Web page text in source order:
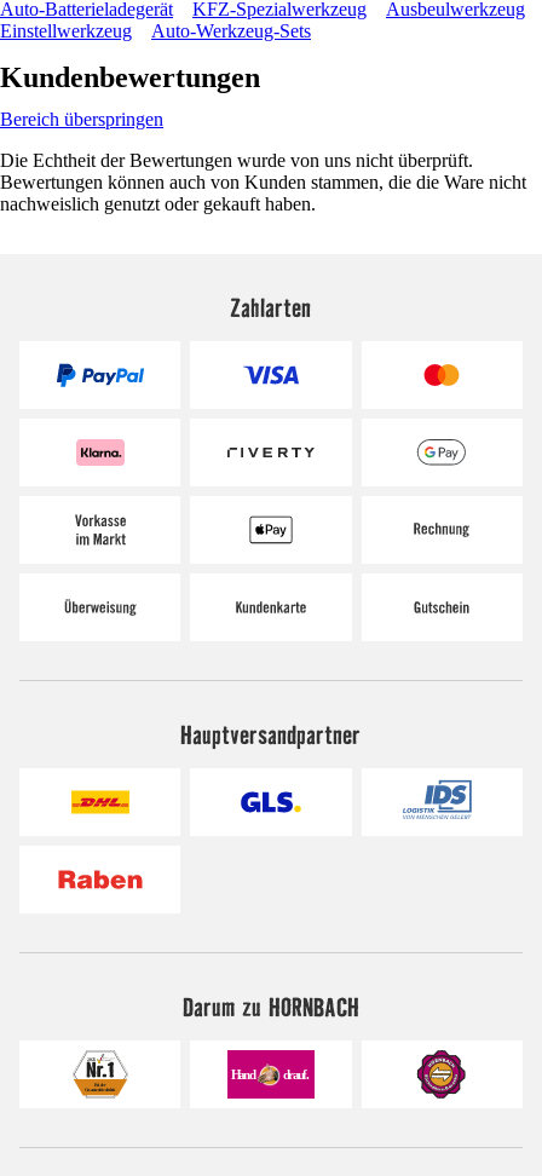
Auto-Batterieladegerät KFZ-Spezialwerkzeug
Ausbeulwerkzeug
Einstellwerkzeug
Auto-Werkzeug-Sets
Kundenbewertungen
Bereich überspringen
Die Echtheit der Bewertungen wurde von uns nicht überprüft.
Bewertungen können auch von Kunden stammen, die die Ware nicht
nachweislich genutzt oder gekauft haben.
Zahlarten
Hauptversandpartner
Darum zu HORNBACH